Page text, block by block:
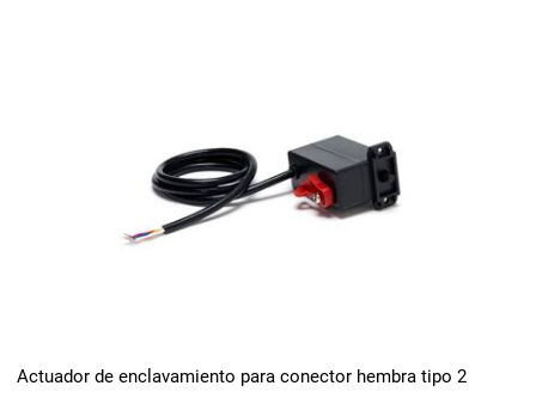
Actuador de enclavamiento para conector hembra tipo 2